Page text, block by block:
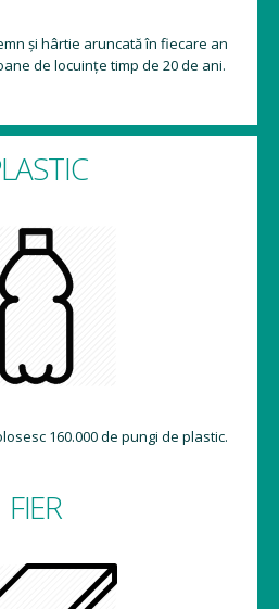
și hârtie aruncată în fiecare an
de locuințe timp de 20 de ani.
160.000 de pungi de plastic.
FIER